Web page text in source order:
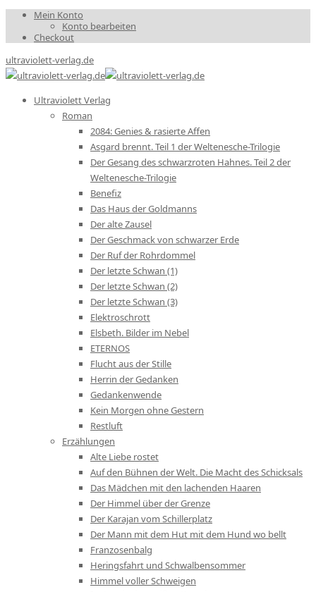
Mein Konto
Konto bearbeiten
Checkout
ultraviolett-verlag.de
Ultraviolett Verlag
Roman
2084: Genies & rasierte Affen
Asgard brennt. Teil 1 der Weltenesche-Trilogie
Der Gesang des schwarzroten Hahnes. Teil 2 der
Weltenesche-Trilogie
Benefiz
Das Haus der Goldmanns
Der alte Zausel
Der Geschmack von schwarzer Erde
Der Ruf der Rohrdommel
Der letzte Schwan (1)
Der letzte Schwan (2)
Der letzte Schwan (3)
Elektroschrott
Elsbeth. Bilder im Nebel
ETERNOS
Flucht aus der Stille
Herrin der Gedanken
Gedankenwende
Kein Morgen ohne Gestern
Restluft
Erzählungen
Alte Liebe rostet
Auf den Bühnen der Welt. Die Macht des Schicksals
Das Mädchen mit den lachenden Haaren
Der Himmel über der Grenze
Der Karajan vom Schillerplatz
Der Mann mit dem Hut mit dem Hund wo bellt
Franzosenbalg
Heringsfahrt und Schwalbensommer
Himmel voller Schweigen